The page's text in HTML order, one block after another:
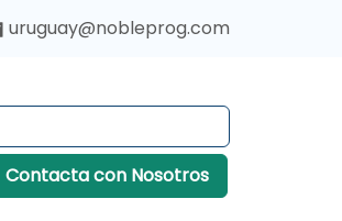
uruguay@nobleprog.com
Contacta con Nosotros